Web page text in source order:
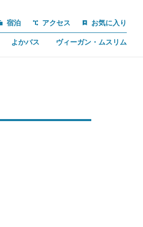
宿泊 アクセス お気に入り
よかバス ヴィーガン・ムスリム